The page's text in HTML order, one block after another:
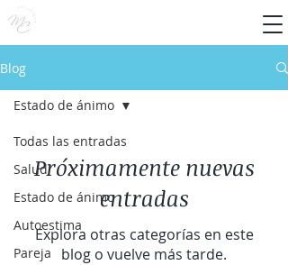
Blog
Todas las entradas
Salud
Estado de ánimo
Autoestima
Pareja
Estado de ánimo
Próximamente nuevas
entradas
Explora otras categorías en este
blog o vuelve más tarde.